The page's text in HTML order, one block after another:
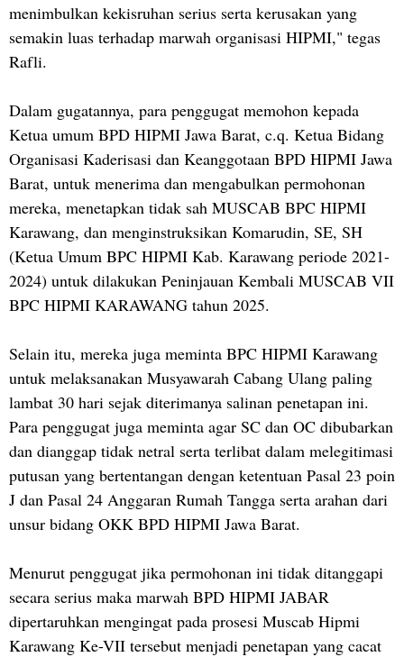
menimbulkan kekisruhan serius serta kerusakan yang
semakin luas terhadap marwah organisasi HIPMI," tegas
Rafli.
Dalam gugatannya, para penggugat memohon kepada
Ketua umum BPD HIPMI Jawa Barat, c.q. Ketua Bidang
Organisasi Kaderisasi dan Keanggotaan BPD HIPMI Jawa
Barat, untuk menerima dan mengabulkan permohonan
mereka, menetapkan tidak sah MUSCAB BPC HIPMI
Karawang, dan menginstruksikan Komarudin, SE, SH
(Ketua Umum BPC HIPMI Kab. Karawang periode 2021-
2024) untuk dilakukan Peninjauan Kembali MUSCAB VII
BPC HIPMI KARAWANG tahun 2025.
Selain itu, mereka juga meminta BPC HIPMI Karawang
untuk melaksanakan Musyawarah Cabang Ulang paling
lambat 30 hari sejak diterimanya salinan penetapan ini.
Para penggugat juga meminta agar SC dan OC dibubarkan
dan dianggap tidak netral serta terlibat dalam melegitimasi
putusan yang bertentangan dengan ketentuan Pasal 23 poin
J dan Pasal 24 Anggaran Rumah Tangga serta arahan dari
unsur bidang OKK BPD HIPMI Jawa Barat.
Menurut penggugat jika permohonan ini tidak ditanggapi
secara serius maka marwah BPD HIPMI JABAR
dipertaruhkan mengingat pada prosesi Muscab Hipmi
Karawang Ke-VII tersebut menjadi penetapan yang cacat